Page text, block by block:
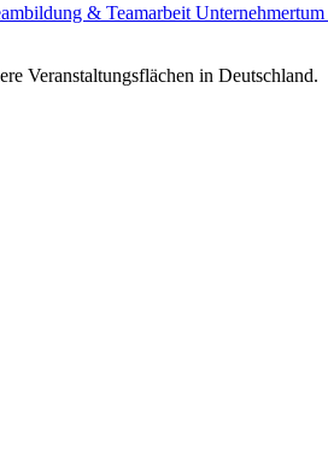
& Teamarbeit Unternehmertum
Veranstaltungsflächen in Deutschland.